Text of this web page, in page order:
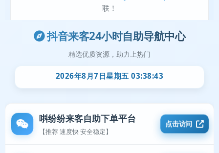
抖音来客24小时自助导航中心
精选优质资源，助力上热门
2026年8月7日星期五 03:38:43
唞纷纷来客自助下单平台
【推荐 速度快 安全稳定】
点击访问